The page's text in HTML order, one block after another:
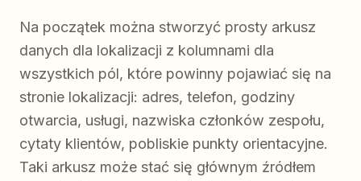
Na początek można stworzyć prosty arkusz
danych dla lokalizacji z kolumnami dla
wszystkich pól, które powinny pojawiać się na
stronie lokalizacji: adres, telefon, godziny
otwarcia, usługi, nazwiska członków zespołu,
cytaty klientów, pobliskie punkty orientacyjne.
Taki arkusz może stać się głównym źródłem